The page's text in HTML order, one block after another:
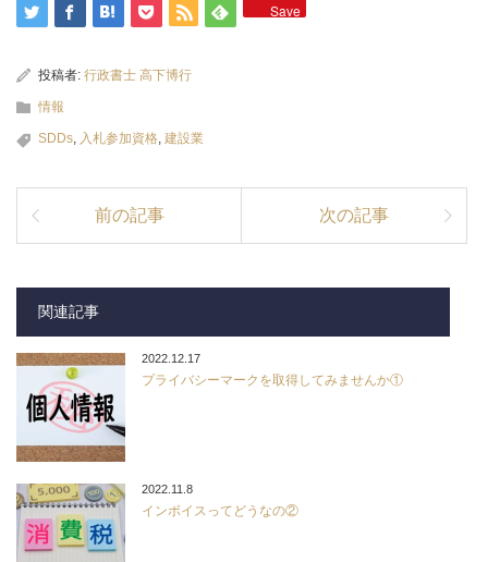
Save
投稿者: 行政書士 高下博行
情報
SDDs, 入札参加資格, 建設業
前の記事 次の記事
関連記事
2022.12.17
プライバシーマークを取得してみませんか①
2022.11.8
インボイスってどうなの②